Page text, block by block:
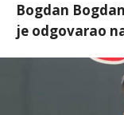
Bogdan
je odgovarao